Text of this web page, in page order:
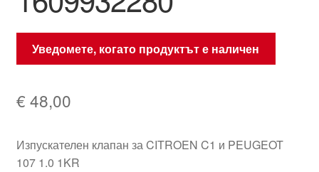
Уведомете, когато продуктът е наличен
€ 48,00
Изпускателен клапан за CITROEN C1 и PEUGEOT
107 1.0 1KR